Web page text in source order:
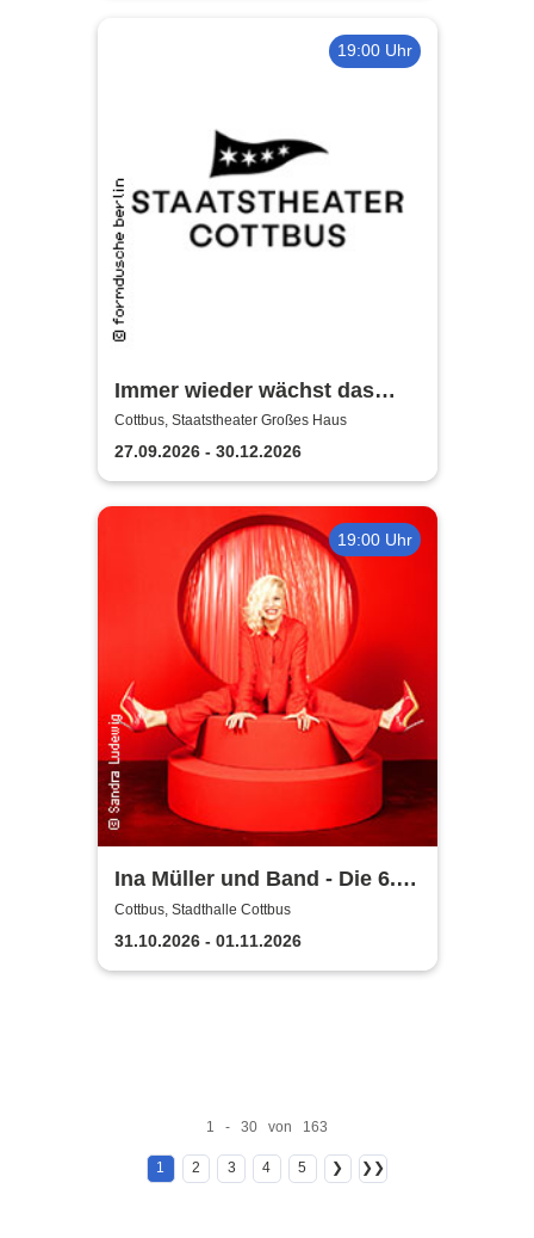
19:00 Uhr
Immer wieder wächst das
Gras - Staatstheater Cottbus
Cottbus, Staatstheater Großes Haus
27.09.2026 - 30.12.2026
19:00 Uhr
Ina Müller und Band - Die 6.0
Tour
Cottbus, Stadthalle Cottbus
31.10.2026 - 01.11.2026
1 - 30 von 163
1 2 3 4 5 ❯ ❯❯